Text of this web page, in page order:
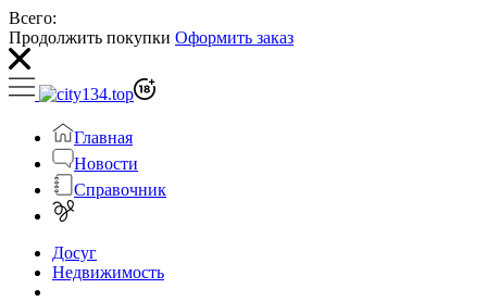
Всего:
Продолжить покупки Оформить заказ
Главная
Новости
Справочник
Досуг
Недвижимость